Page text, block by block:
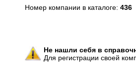
Номер компании в каталоге: 436
Не нашли себя в
Для регистрации своей